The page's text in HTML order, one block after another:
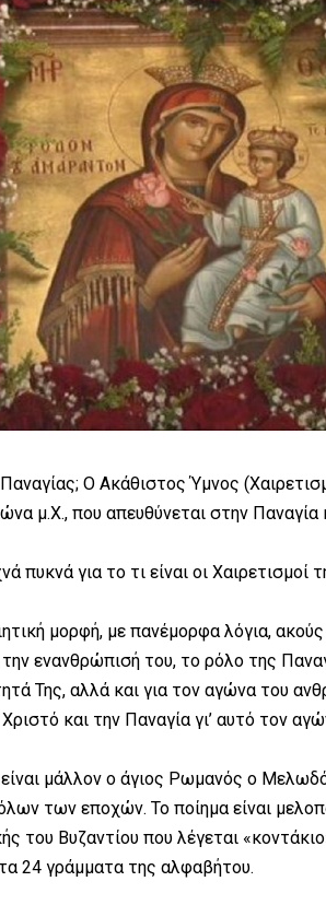
Παναγίας; Ο Ακάθιστος Ύμνος
μ.Χ., που απευθύνεται στην Παναγία
πυκνά για το τι είναι οι Χαιρετισμοί
μορφή, με πανέμορφα λόγια,
ενανθρώπισή του, το ρόλο της
Της, αλλά και για τον αγώνα του
και την Παναγία γι’ αυτό τον
μάλλον ο άγιος Ρωμανός ο
των εποχών. Το ποίημα είναι
του Βυζαντίου που λέγεται
24 γράμματα της αλφαβήτου.